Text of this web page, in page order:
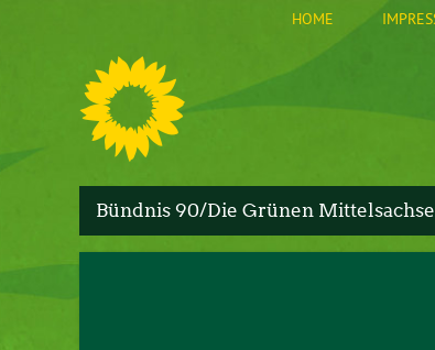
HOME
S
Bündnis 90/Die Grünen